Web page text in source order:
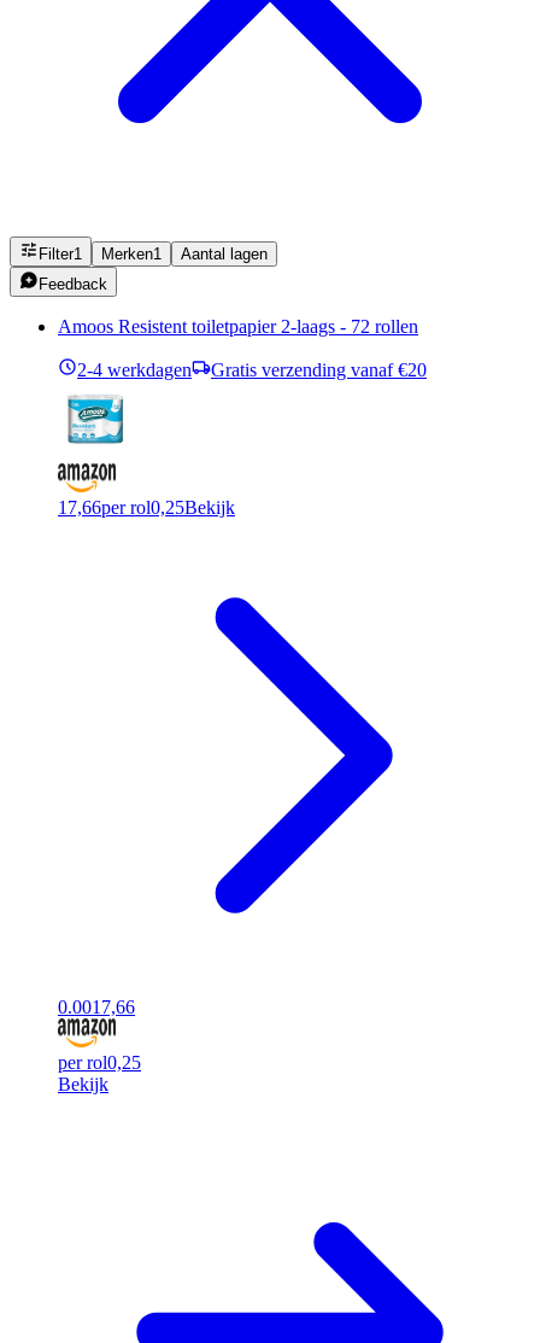
Filter1 Merken1
Aantal lagen
Feedback
Amoos Resistent toiletpapier 2-laags - 72 rollen
2-4 werkdagen Gratis verzending vanaf €20
17,66per rol0,25Bekijk
0.0017,66
per rol0,25
Bekijk